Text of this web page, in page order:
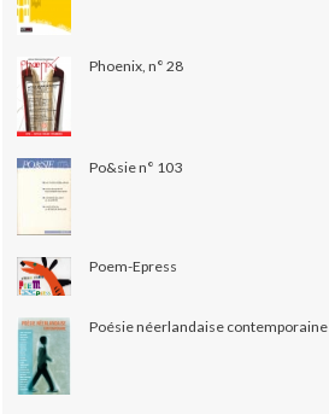
Phoenix, n° 28
Po&sie n° 103
Poem-Epress
Poésie néerlandaise contemporaine